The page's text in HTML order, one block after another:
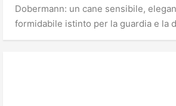
Dobermann: un cane sensibile,
formidabile istinto per la guardia e la